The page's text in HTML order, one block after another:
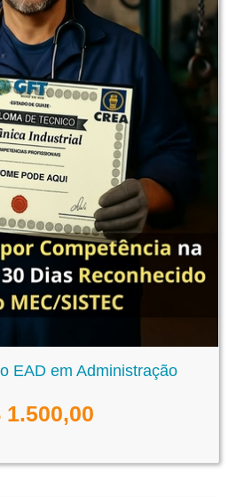
EAD em Administração
1.500,00